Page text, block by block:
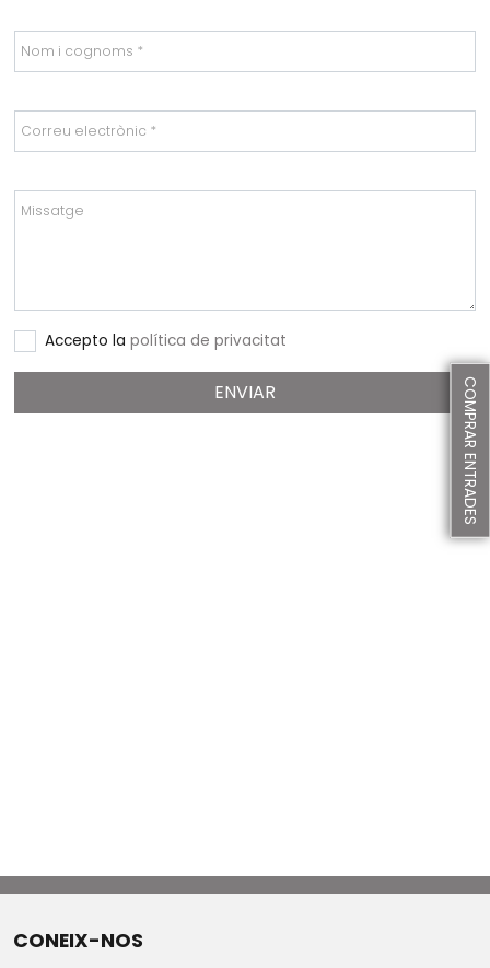
Nom i cognoms *
Correu electrònic *
Missatge
Accepto lapolítica de privacitat
ENVIAR COMPRAR ENTRADES
CONEIX-NOS